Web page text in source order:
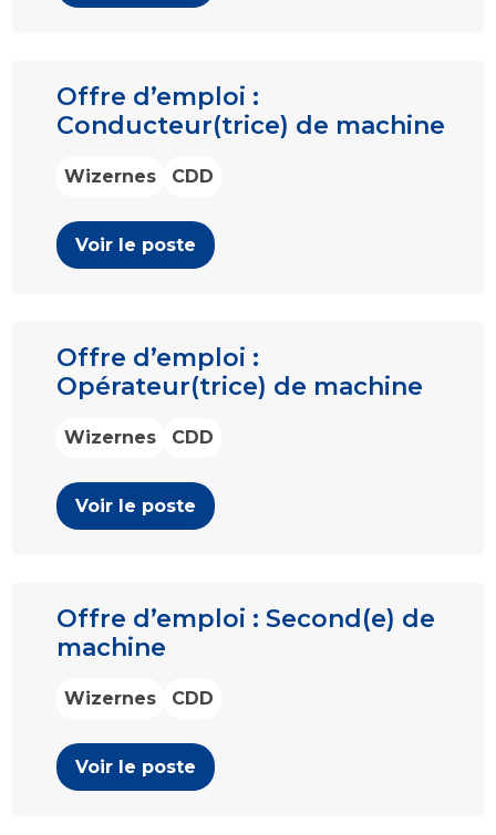
Offre d’emploi :
Conducteur(trice) de machine
Wizernes CDD
Voir le poste
Offre d’emploi :
Opérateur(trice) de machine
Wizernes CDD
Voir le poste
Offre d’emploi : Second(e) de
machine
Wizernes CDD
Voir le poste